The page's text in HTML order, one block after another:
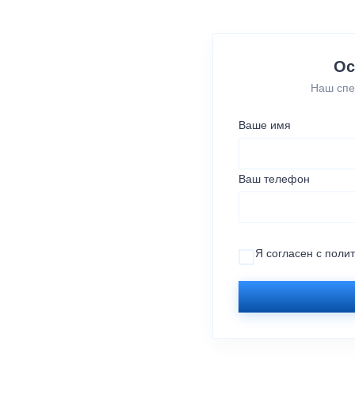
Наш
Ваше имя
Ваш телефон
Я согласен с